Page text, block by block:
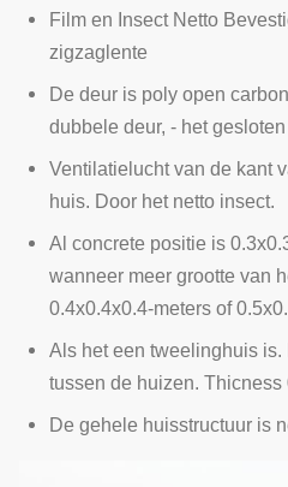
Film en Insect Netto
zigzaglente
De deur is poly open
dubbele deur, - het
Ventilatielucht van de kant
huis. Door het netto insect.
Al concrete positie is
wanneer meer grootte van
0.4x0.4x0.4-meters of
Als het een tweelinghuis
tussen de huizen. Thicness
De gehele huisstructuur is